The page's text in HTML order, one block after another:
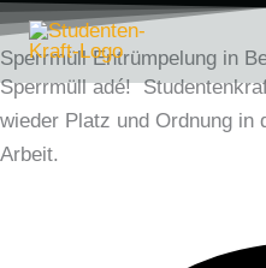
Zum
Inhalt
springen
Sperrmüll Entrümpelung in
Sperrmüll adé!
wieder Platz und Ordnung in
Arbeit.